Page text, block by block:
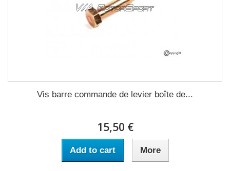
Vis barre commande de levier boîte de...
15,50 €
Add to cart More